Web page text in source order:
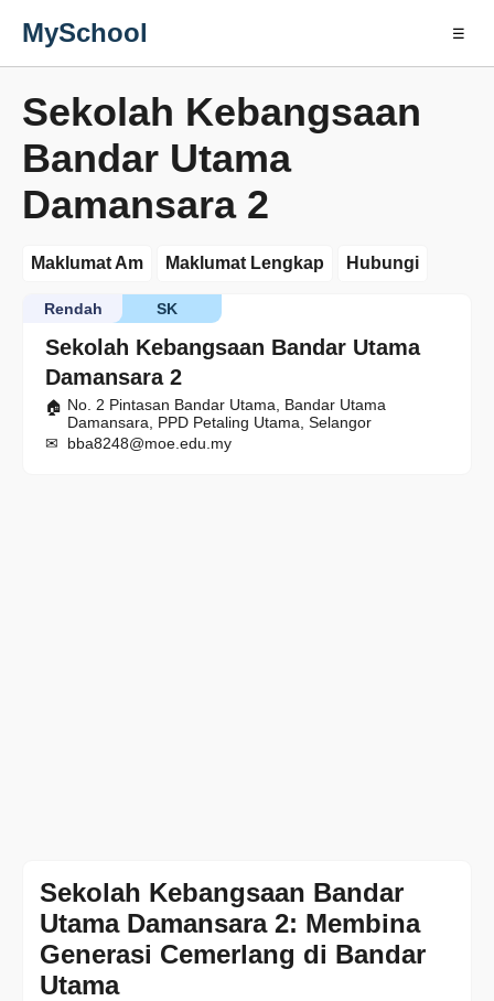
MySchool ☰
Sekolah Kebangsaan
Bandar Utama
Damansara 2
Maklumat Am Maklumat Lengkap Hubungi
Sekolah Kebangsaan Bandar Utama
Damansara 2
SK
Rendah
No. 2 Pintasan Bandar Utama, Bandar Utama
Damansara, PPD Petaling Utama, Selangor
bba8248@moe.edu.my
Sekolah Kebangsaan Bandar
Utama Damansara 2: Membina
Generasi Cemerlang di Bandar
Utama